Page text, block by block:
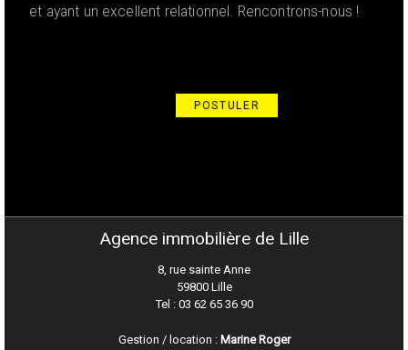
et ayant un excellent relationnel. Rencontrons-nous !
POSTULER
Agence immobilière de Lille
8, rue sainte Anne
59800 Lille
Tel : 03 62 65 36 90
Gestion / location : Marine Roger